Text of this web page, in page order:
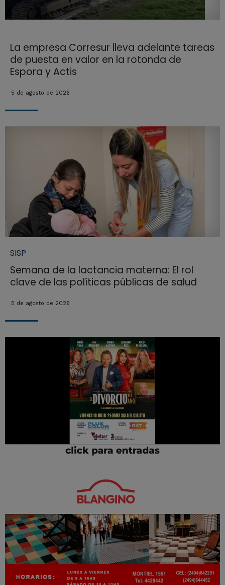
La empresa Corresur lleva adelante tareas
de puesta en valor en la rotonda de
Espora y Actis
5 de agosto de 2026
SISP
Semana de la lactancia materna: El rol
clave de las políticas públicas de salud
5 de agosto de 2026